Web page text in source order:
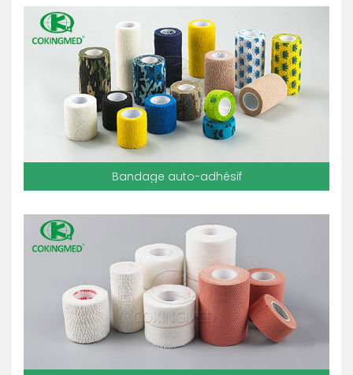
Bandage auto-adhésif